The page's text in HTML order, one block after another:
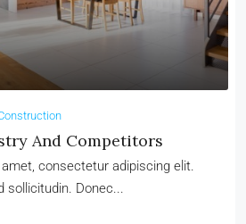
And Competitors
consectetur adipiscing elit.
sollicitudin. Donec...